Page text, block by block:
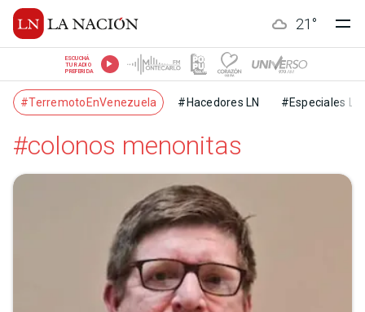
21 °
ESCUCHÁ
TU RADIO
PREFERIDA
#TerremotoEnVenezuela #Hacedores LN #Especiales LN
#colonos menonitas